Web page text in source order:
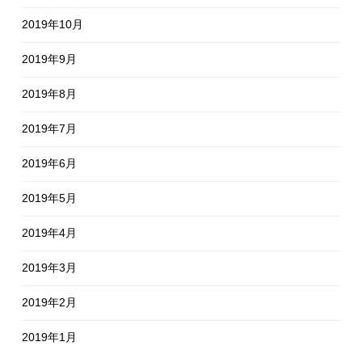
2019年10月
2019年9月
2019年8月
2019年7月
2019年6月
2019年5月
2019年4月
2019年3月
2019年2月
2019年1月